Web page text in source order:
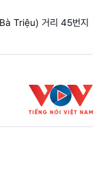
Triệu) 거리 45번지